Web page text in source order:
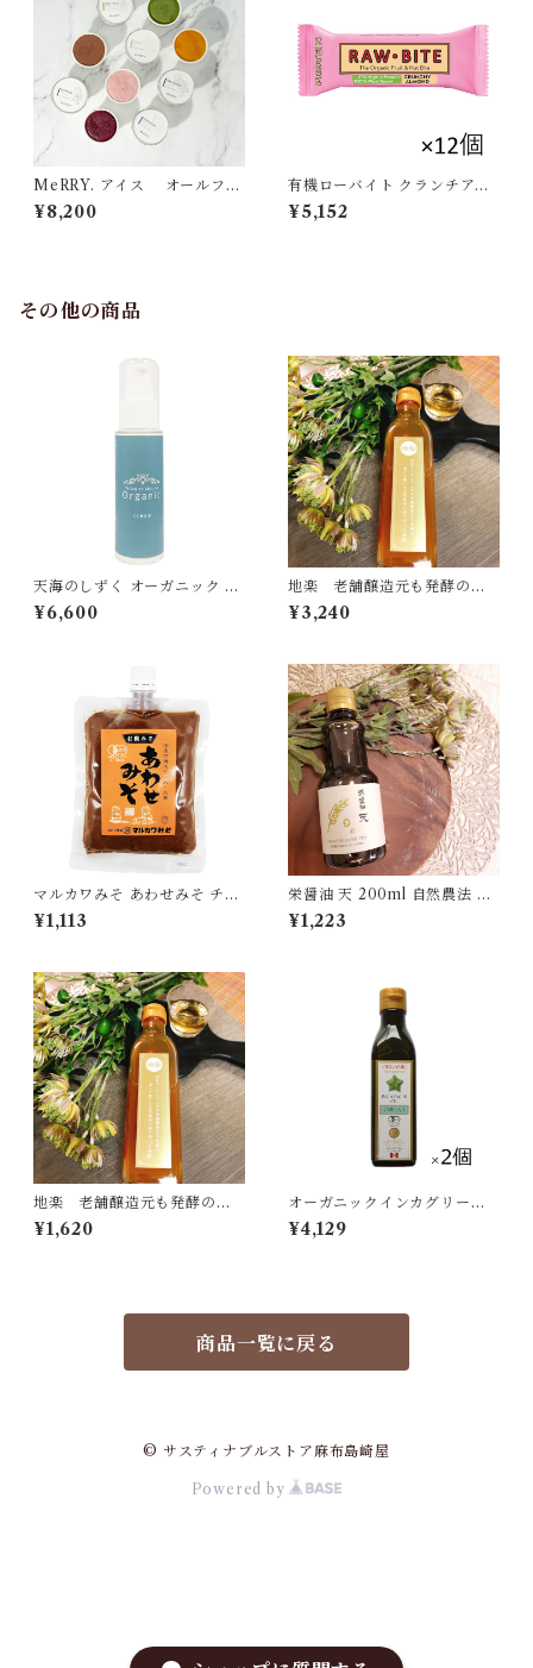
MeRRY. アイス オールフレ
ーバー10個セット[クール便]
¥8,200
有機ローバイト クランチアー
モンド プロテイン45g×12個セ
ット[ポスト投函・送料無料]
¥5,152
その他の商品
天海のしずく オーガニック フ
ィトシードクリーム 35g 南国
にしがわ農園 ヘチマ水 グァバ
¥6,600
地楽 老舗醸造元も発酵の凄
さに驚いた自然栽培の柿で作
った柿酢 300ml×2個セット
¥3,240
マルカワみそ あわせみそ チュ
ーブタイプ 345g 有機 味噌[ポ
スト投函・送料無料]
¥1,113
栄醤油 天 200ml 自然農法 天
然菌 蔵付き麹菌 本醸造 濃口醤
油 国産丸大豆 国産小麦使用
¥1,223
地楽 老舗醸造元も発酵の凄
さに驚いた自然栽培の柿で作
った柿酢 300ml[宅急便・398
¥1,620
オーガニックインカグリーン
ナッツオイル180g×2個セット
アルコイリス[宅急便]
¥4,129
商品一覧に戻る
© サスティナブルストア麻布島崎屋
Powered by